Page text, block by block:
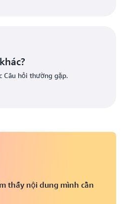
Câu hỏi thường gặp.
thấy nội dung mình cần